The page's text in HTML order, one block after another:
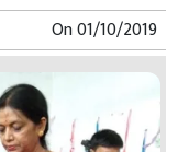
On01/10/2019